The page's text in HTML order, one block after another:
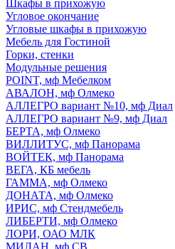
Шкафы в прихожую
Угловое окончание
Угловые шкафы в прихожую
Мебель для Гостиной
Горки, стенки
Модульные решения
POINT, мф Мебелком
АВАЛОН, мф Олмеко
АЛЛЕГРО вариант №10, мф Диал
АЛЛЕГРО вариант №9, мф Диал
БЕРТА, мф Олмеко
ВИЛЛИТУС, мф Панорама
ВОЙТЕК, мф Панорама
ВЕГА, КБ мебель
ГАММА, мф Олмеко
ДОНАТА, мф Олмеко
ИРИС, мф Стендмебель
ЛИБЕРТИ, мф Олмеко
ЛОРИ, ОАО МЛК
МИЛАН, мф СВ